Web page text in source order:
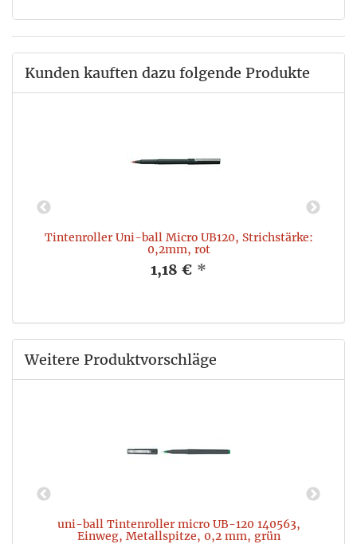
Kunden kauften dazu folgende Produkte
Tintenroller Uni-ball Micro UB120, Strichstärke:
0,2mm, rot
1,18 € *
Weitere Produktvorschläge
uni-ball Tintenroller micro UB-120 140563,
Einweg, Metallspitze, 0,2 mm, grün